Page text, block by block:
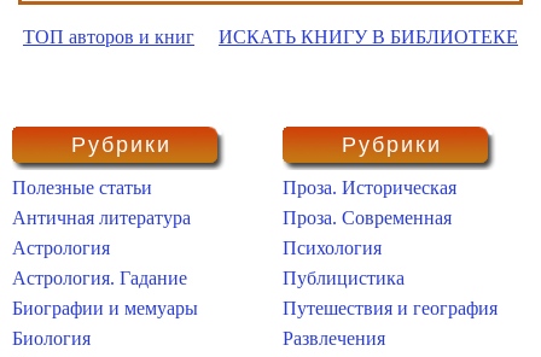
ТОП авторов и книг ИСКАТЬ КНИГУ В БИБЛИОТЕКЕ
Рубрики
Полезные статьи
Античная литература
Астрология
Астрология. Гадание
Биографии и мемуары
Биология
Рубрики
Проза. Историческая
Проза. Современная
Психология
Публицистика
Путешествия и география
Развлечения